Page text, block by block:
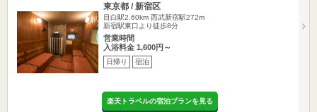
東京都 / 新宿区
目白駅2.60km 西武新宿駅272m
新宿駅東口より徒歩8分
営業時間
入浴料金 1,600円～
日帰り 宿泊
楽天トラベルの宿泊プランを見る